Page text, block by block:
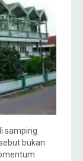
samping
bukan